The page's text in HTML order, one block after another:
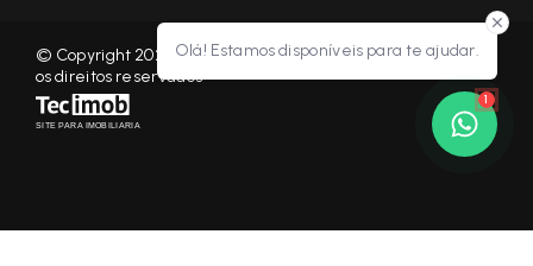
Olá! Estamos disponíveis para te ajudar.
1
© Copyright 2026 - KF NEGÓCIOS IMOBILIÁRIOS RP - Todos
os direitos reservados
SITE PARA IMOBILIARIA